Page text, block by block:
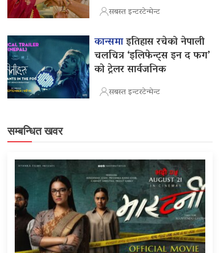
सबस्त इन्टरटेन्मेन्ट
कान्समाइतिहास रचेको नेपाली
चलचित्र ‘इलिफेन्ट्स इन द फग’
को ट्रेलर सार्वजनिक
सबस्त इन्टरटेन्मेन्ट
सम्बन्धित खवर